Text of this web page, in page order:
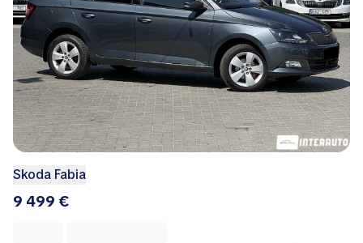
Skoda Fabia
9 499 €